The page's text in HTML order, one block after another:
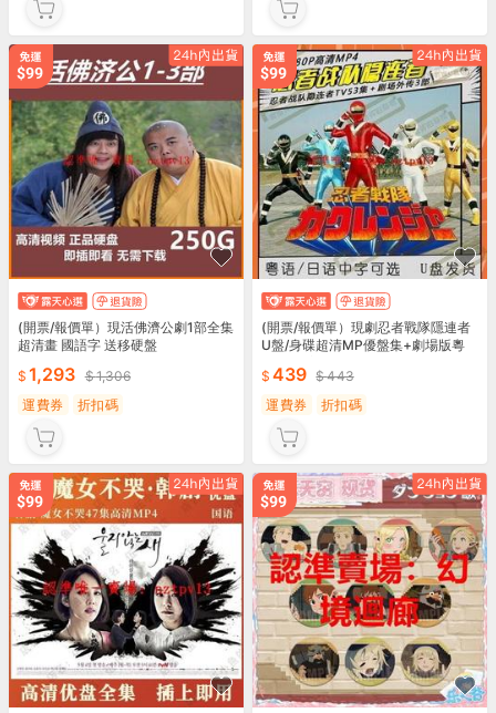
(開票/報價單）現活佛濟公劇1部全集
超清畫 國語字 送移硬盤
1,293
1,306
運費券
折扣碼
(開票/報價單）現劇忍者戰隊隱連者
U盤/身碟超清MP優盤集+劇場版粵
439
443
運費券
折扣碼